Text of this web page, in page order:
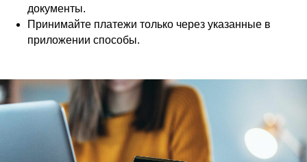
документы.
Принимайте платежи только через указанные в
приложении способы.